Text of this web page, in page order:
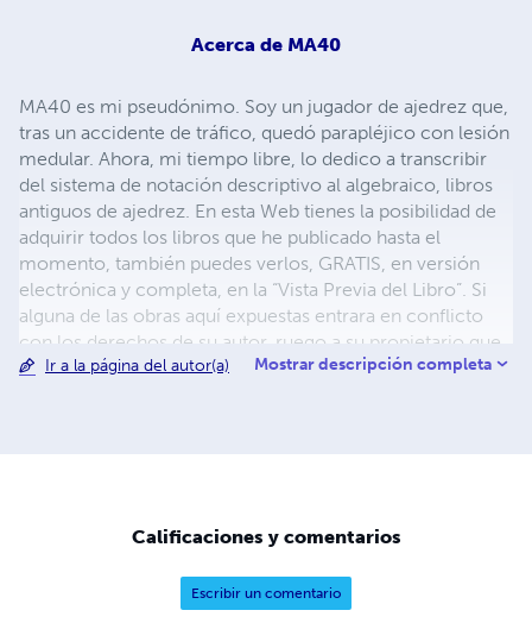
Acerca de MA40
MA40 es mi pseudónimo. Soy un jugador de ajedrez que,
tras un accidente de tráfico, quedó parapléjico con lesión
medular. Ahora, mi tiempo libre, lo dedico a transcribir
del sistema de notación descriptivo al algebraico, libros
antiguos de ajedrez. En esta Web tienes la posibilidad de
adquirir todos los libros que he publicado hasta el
momento, también puedes verlos, GRATIS, en versión
electrónica y completa, en la “Vista Previa del Libro”. Si
alguna de las obras aquí expuestas entrara en conflicto
con los derechos de su autor, ruego a su propietario que
se ponga en contacto conmigo, en la dirección de
Ir a la página del autor(a) Mostrar descripción completa
Calificaciones y comentarios
Escribir un comentario